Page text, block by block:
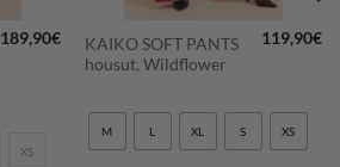
189,90€
XS
KAIKO SOFT PANTS
housut, Wildflower
119,90€
M L XL S XS